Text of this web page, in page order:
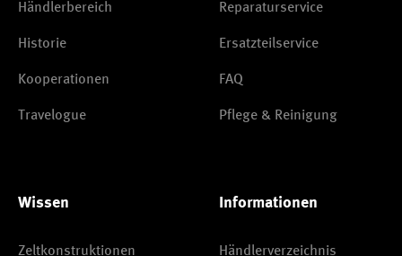
Händlerbereich
Historie
Kooperationen
Travelogue
Reparaturservice
Ersatzteilservice
FAQ
Pflege & Reinigung
Wissen
Zeltkonstruktionen
Informationen
Händlerverzeichnis